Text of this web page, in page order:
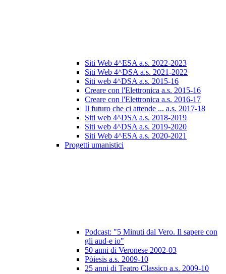
Siti Web 4^ESA a.s. 2022-2023
Siti Web 4^DSA a.s. 2021-2022
Siti web 4^DSA a.s. 2015-16
Creare con l'Elettronica a.s. 2015-16
Creare con l'Elettronica a.s. 2016-17
Il futuro che ci attende ... a.s. 2017-18
Siti web 4^DSA a.s. 2018-2019
Siti web 4^DSA a.s. 2019-2020
Siti Web 4^ESA a.s. 2020-2021
Progetti umanistici
Podcast: "5 Minuti dal Vero. Il sapere con
gli aud-e io"
50 anni di Veronese 2002-03
Pòiesis a.s. 2009-10
25 anni di Teatro Classico a.s. 2009-10